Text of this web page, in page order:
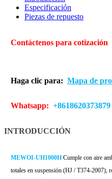
Especificación
Piezas de repuesto
Contáctenos para cotización
Haga clic para: Mapa de
Whatsapp:+8618620373879
INTRODUCCIÓN
MEWOI-UH1000H Cumple con aire
totales en suspensión (HJ / T374-2007),